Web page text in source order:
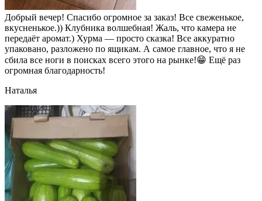
Добрый вечер! Спасибо огромное за заказ! Все свеженькое,
вкусненькое.)) Клубника волшебная! Жаль, что камера не
передаёт аромат.) Хурма — просто сказка! Все аккуратно
упаковано, разложено по ящикам. А самое главное, что я не
сбила все ноги в поисках всего этого на рынке!😁 Ещё раз
огромная благодарность!
Наталья